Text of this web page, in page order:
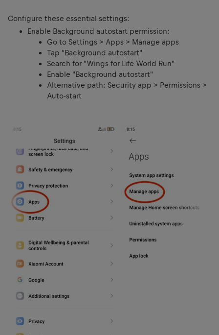
Configure these essential settings:
Enable Background autostart permission:
Go to Settings > Apps > Manage apps
Tap "Background autostart"
Search for "Wings for Life World Run"
Enable "Background autostart"
Alternative path: Security app > Permissions >
Auto-start